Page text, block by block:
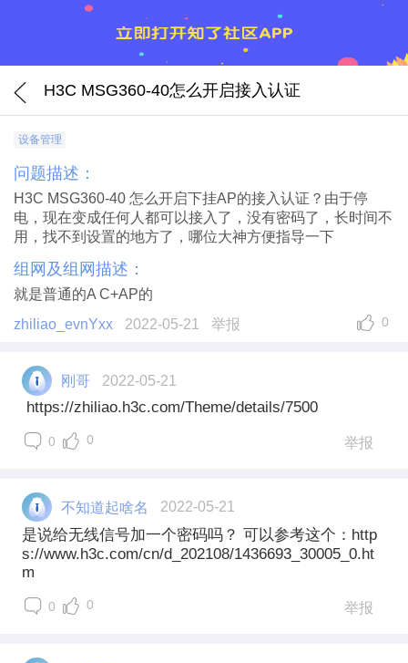
H3C MSG360-40怎么开启接入认证
设备管理
问题描述：
H3C MSG360-40 怎么开启下挂AP的接入认证？由于停
电，现在变成任何人都可以接入了，没有密码了，长时间不
用，找不到设置的地方了，哪位大神方便指导一下
组网及组网描述：
就是普通的A C+AP的
zhiliao_evnYxx
2022-05-21 举报 0
刚哥 2022-05-21
https://zhiliao.h3c.com/Theme/details/7500
0 0 举报
不知道起啥名 2022-05-21
是说给无线信号加一个密码吗？ 可以参考这个：http
s://www.h3c.com/cn/d_202108/1436693_30005_0.ht
m
0 0 举报